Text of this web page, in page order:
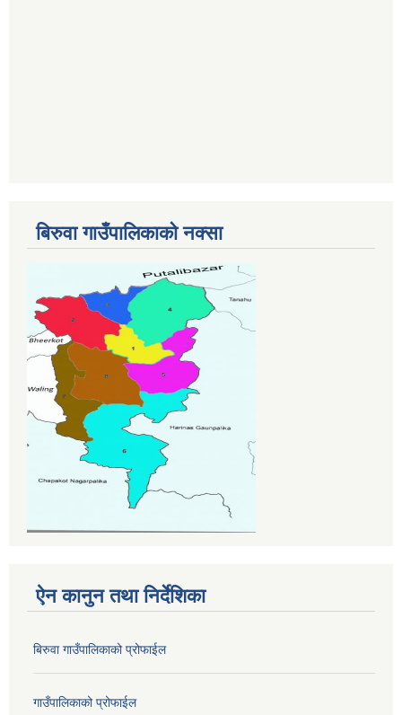
बिरुवा गाउँपालिकाको नक्सा
ऐन कानुन तथा निर्देशिका
बिरुवा गाउँपालिकाको प्रोफाईल
गाउँपालिकाको प्रोफाईल